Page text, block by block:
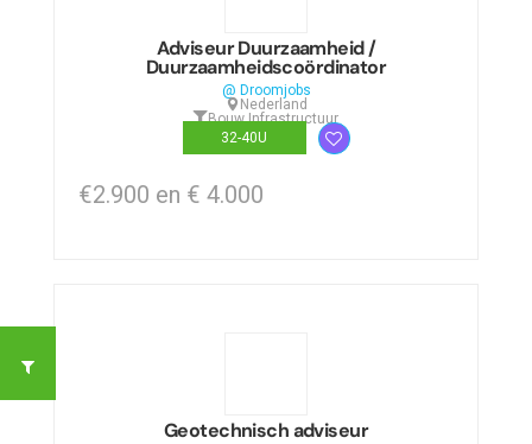
Adviseur Duurzaamheid /
Duurzaamheidscoördinator
@ Droomjobs
Nederland
Bouw,Infrastructuur
32-40U
€2.900 en € 4.000
Geotechnisch adviseur